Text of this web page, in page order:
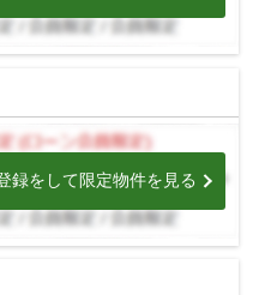
録をして限定物件を見る